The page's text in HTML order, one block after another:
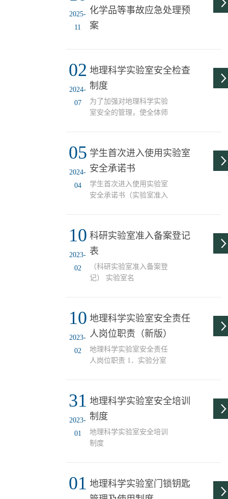
2025-
11
化学品等事故应急处理预
案
02
2024-
07
地理科学实验室安全检查
制度
为了加强对地理科学实验
室安全的管理，使全体师
员安全健康，实验室和办
公室等环境、仪器设备、
化学药品状态良好可控，
特制定学院安全检查制
度。一、检查形式（一）
检查记录。（二）学院危
化品专项整治领导小组组
不定期专项抽查。（三）
学院危化...
05
2024-
04
学生首次进入使用实验室
安全承诺书
学生首次进入使用实验室
安全承诺书（实验室准入
程（项目）名称：专
业： 依据《天津市高等
学校实验室安全管理办
法》、《天津市高等学校
实验室危险化学品安全管
度，见校国资处网站）、
《地理与环境科学学院安
实验室的人员需要接受安
全教育培训。本人承诺在
10
2023-
02
科研实验室准入备案登记
表
（科研实验室准入备案登
记） 实验室名
目名称 学生名单 学生范
围(学院、专业、班级) 参
加人数 培训日期 培训
人 培训内容 考核方式□免
考 □抽查 □笔试
书提交期限： 年 月
日 填表人
月 日 注：1. 项目负责人
签...
10
2023-
02
地理科学实验室安全责任
人岗位职责（新版）
地理科学实验室安全责任
人岗位职责 1．实验分室
显处。2．熟悉实验室工作
的管理规程，协同实验教
师制定本室安全操作规
程、防火和防盗等安全管
理细则，对学生进行安全
施的正常使用。保持室内
清洁卫生和过道畅通。4．
31
2023-
01
地理科学实验室安全培训
制度
地理科学实验室安全培训
制度
01 地理科学实验室门锁钥匙